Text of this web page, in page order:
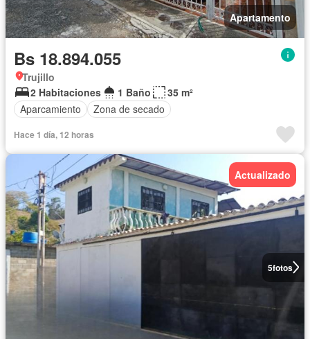
Apartamento
Bs 18.894.055
Trujillo
2 Habitaciones
1 Baño
35 m²
Aparcamiento
Zona de secado
Hace 1 día, 12 horas
5fotos
Actualizado